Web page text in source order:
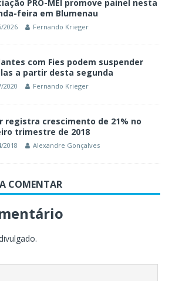
PRÓ-MEI promove painel nesta
feira em Blumenau
2026 Fernando Krieger
com Fies podem suspender
a partir desta segunda
2020 Fernando Krieger
registra crescimento de 21% no
trimestre de 2018
2018 Alexandre Gonçalves
COMENTAR